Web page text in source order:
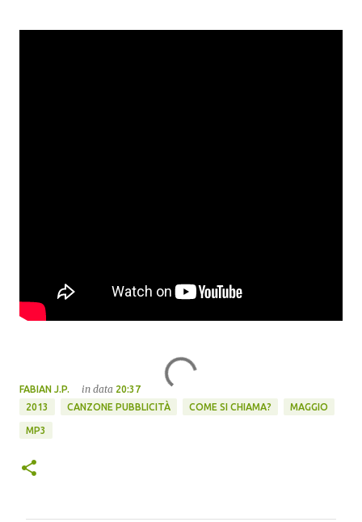
FABIAN J.P. in data 20:37
2013
CANZONE PUBBLICITÀ COME SI CHIAMA? MAGGIO
MP3